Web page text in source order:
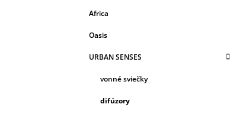
Africa
Oasis
URBAN SENSES
vonné sviečky
difúzory